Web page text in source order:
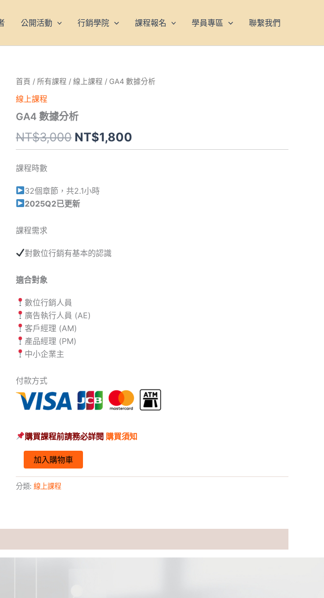
公開活動 行銷學院 課程報名 學員專區 聯繫我們
首頁 / 所有課程 / 線上課程 / GA4 數據分析
線上課程
GA4 數據分析
NT$3,000
原
價
格：
NT$1,800
目
課程時數
32個章節，共2.1小時
2025Q2已更新
課程需求
對數位行銷有基本的認識
適合對象
數位行銷人員
廣告執行人員 (AE)
客戶經理 (AM)
產品經理 (PM)
中小企業主
付款方式
購買課程前請務必詳閱 購買須知
GA4
據
析
量
加入購物車
分類: 線上課程